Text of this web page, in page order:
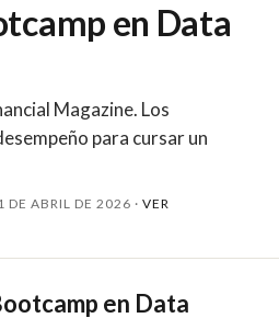
en Data
Magazine. Los
para cursar un
ABRIL DE 2026 · VER
en Data